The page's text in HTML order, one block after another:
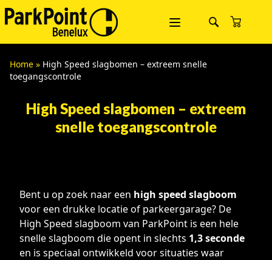
Home » High Speed slagbomen – extreem snelle
toegangscontrole
High Speed slagbomen – extreem
snelle toegangscontrole
Bent u op zoek naar een high speed slagboom
voor een drukke locatie of parkeergarage? De
High Speed slagboom van ParkPoint is een hele
snelle slagboom die opent in slechts 1,3 seconde
en is speciaal ontwikkeld voor situaties waar